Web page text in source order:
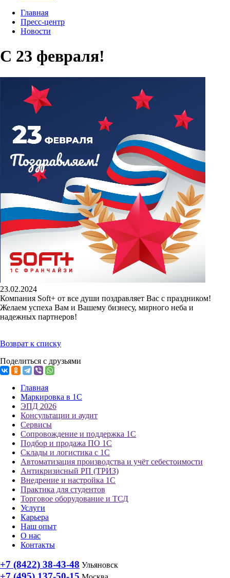
Главная
Пресс-центр
Новости
С 23 февраля!
23.02.2024
Компания Soft+ от все души поздравляет Вас с праздником!
Желаем успеха Вам и Вашему бизнесу, мирного неба и
надежных партнеров!
Возврат к списку
Поделиться с друзьями
Главная
Маркировка в 1С
ЭПД 2026
Консультации и аудит
Сервисы
Сопровождение и поддержка 1С
Подбор и продажа ПО 1С
Склады и логистика с 1С
Автоматизация производства и учёт себестоимости
Антикризисный РП (ТРИЗ)
Внедрение и настройка 1С
Практика для студентов
Торговое оборудование и ТСД
Услуги
Карьера
Наш опыт
О нас
Контакты
+7 (8422) 38-43-48 Ульяновск